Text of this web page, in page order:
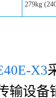
279kg
X3
输设备